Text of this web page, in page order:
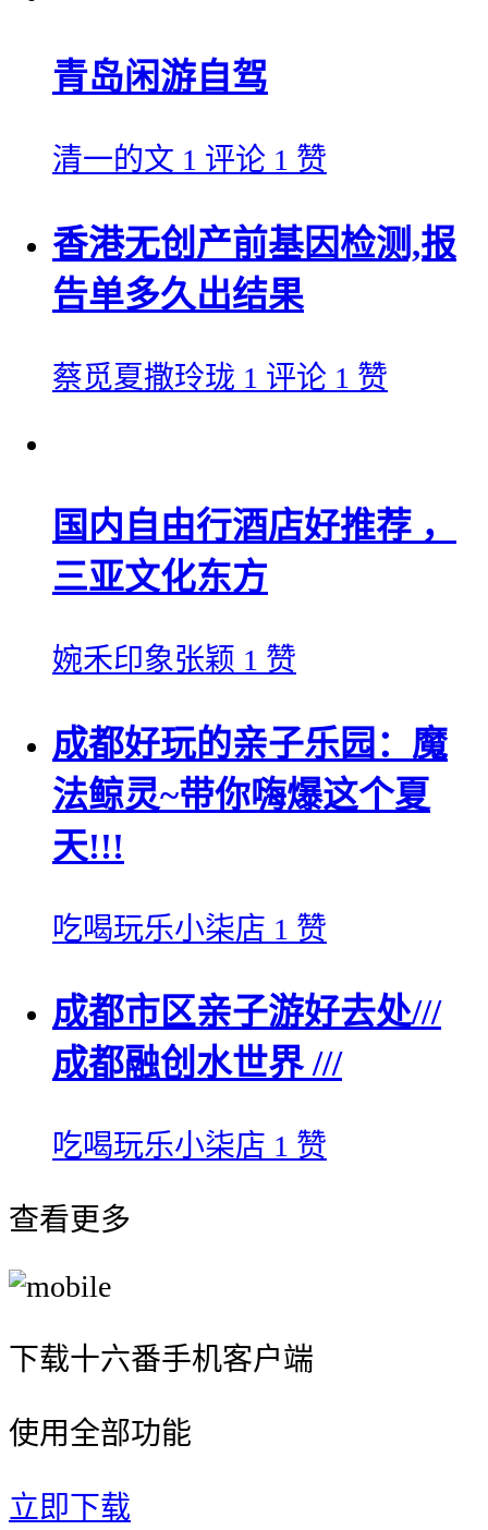
青岛闲游自驾
清一的文 1 评论 1 赞
香港无创产前基因检测,报
告单多久出结果
蔡觅夏撒玲珑 1 评论 1 赞
国内自由行酒店好推荐 ，
三亚文化东方
婉禾印象张颖 1 赞
成都好玩的亲子乐园：魔
法鲸灵~带你嗨爆这个夏
天!!!
吃喝玩乐小柒店 1 赞
成都市区亲子游好去处///
成都融创水世界 ///
吃喝玩乐小柒店 1 赞
查看更多
下载十六番手机客户端
使用全部功能
立即下载